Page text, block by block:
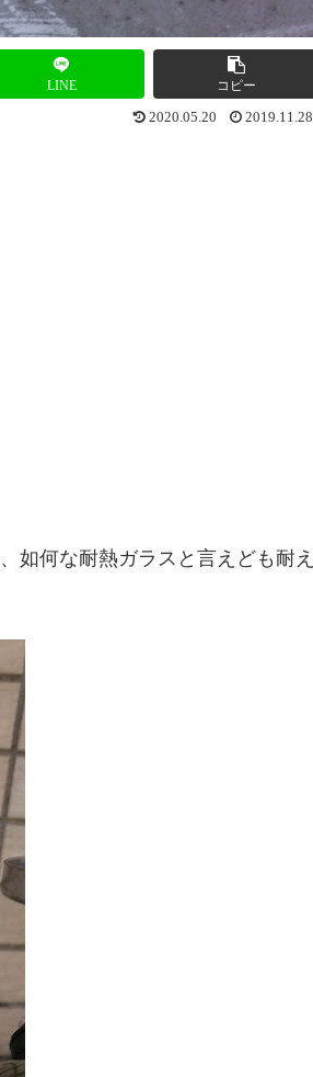
LINE コピー
2020.05.20 2019.11.28
如何な耐熱ガラスと言えども耐え